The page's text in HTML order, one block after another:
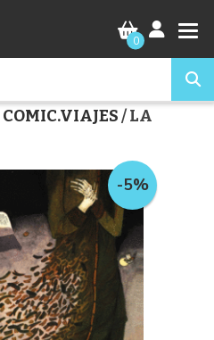
0
/ LA
-5%